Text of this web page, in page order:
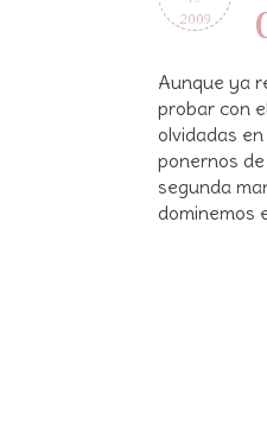
2009
Aunque ya
probar con el
olvidadas
ponernos
segunda
dominemos